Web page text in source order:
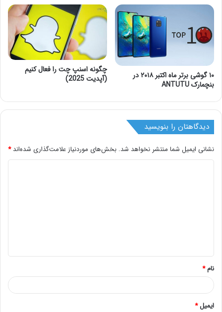
۱۰ گوشی برتر ماه اکتبر ۲۰۱۸ در
بنچمارک ANTUTU
چگونه اسنپ چت را فعال کنیم
(آپدیت 2025)
دیدگاهتان را بنویسید
نشانی ایمیل شما منتشر نخواهد شد. بخش‌های موردنیاز علامت‌گذاری شده‌اند*
*
نام*
ایمیل*